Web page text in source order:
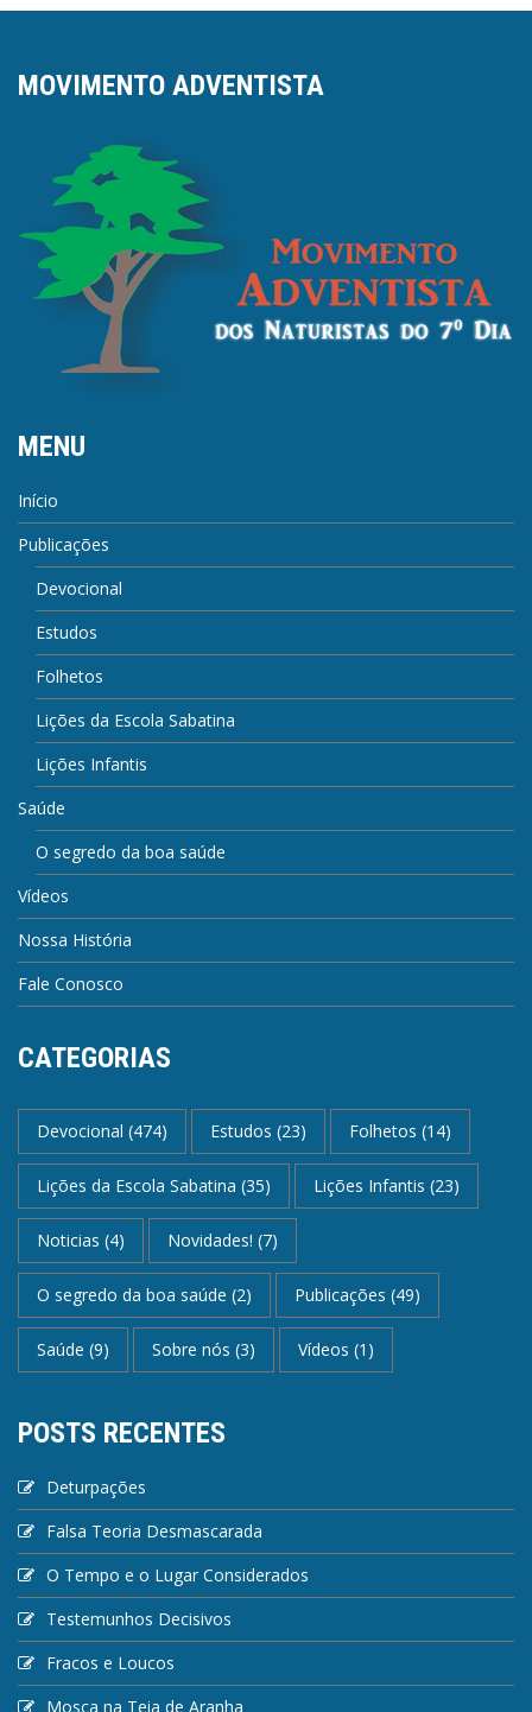
MOVIMENTO ADVENTISTA
MENU
Início
Publicações
Devocional
Estudos
Folhetos
Lições da Escola Sabatina
Lições Infantis
Saúde
O segredo da boa saúde
Vídeos
Nossa História
Fale Conosco
CATEGORIAS
Devocional (474) Estudos (23) Folhetos (14)
Lições da Escola Sabatina (35) Lições Infantis (23)
Noticias (4) Novidades! (7)
O segredo da boa saúde (2) Publicações (49)
Saúde (9) Sobre nós (3) Vídeos (1)
POSTS RECENTES
Deturpações
Falsa Teoria Desmascarada
O Tempo e o Lugar Considerados
Testemunhos Decisivos
Fracos e Loucos
Mosca na Teia de Aranha